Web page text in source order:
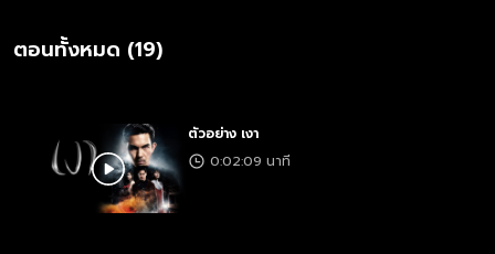
ตอนทั้งหมด (19)
ตัวอย่าง เงา
0:02:09 นาที